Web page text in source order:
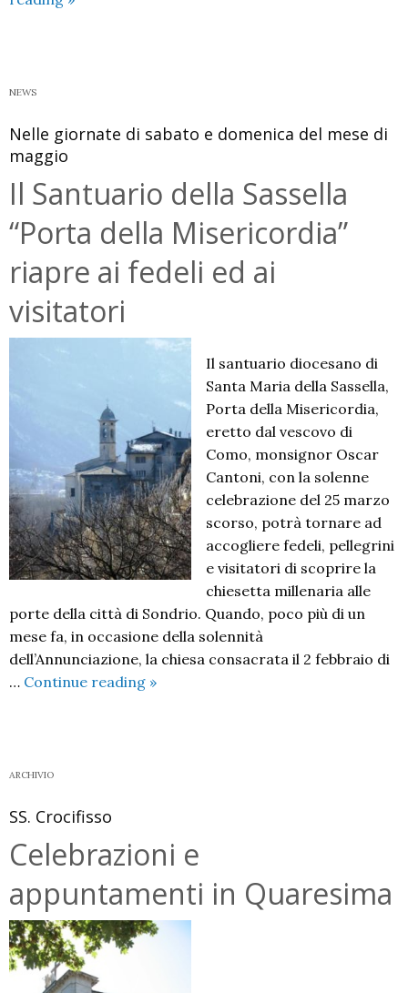
Santuario
della
NEWS
Nelle giornate di sabato e domenica del mese di
maggio
Il Santuario della Sassella
“Porta della Misericordia”
riapre ai fedeli ed ai
visitatori
Il santuario diocesano di
Santa Maria della Sassella,
Porta della Misericordia,
eretto dal vescovo di
Como, monsignor Oscar
Cantoni, con la solenne
celebrazione del 25 marzo
scorso, potrà tornare ad
accogliere fedeli, pellegrini
e visitatori di scoprire la
chiesetta millenaria alle
porte della città di Sondrio. Quando, poco più di un
mese fa, in occasione della solennità
dell’Annunciazione, la chiesa consacrata il 2 febbraio di
… Continue reading Il
riapre
ai
fedeli
ed
ai
»
ARCHIVIO
SS. Crocifisso
Celebrazioni e
appuntamenti in Quaresima